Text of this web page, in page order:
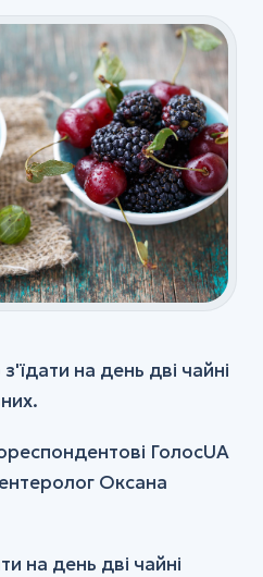
на день дві чайні
ГолосUA
Оксана
на день дві чайні